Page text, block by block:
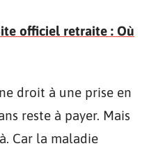
officiel retraite : Où
droit à une prise en
reste à payer. Mais
Car la maladie